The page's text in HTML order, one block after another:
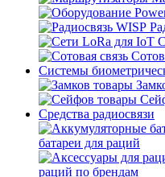
Системы
Средства радиосвязи
батареи для раций
раций по брендам